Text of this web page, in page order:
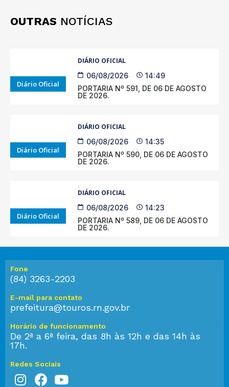
OUTRAS NOTÍCIAS
Diário Oficial
DIÁRIO OFICIAL
06/08/2026
14:49
PORTARIA Nº 591, DE 06 DE AGOSTO
DE 2026.
Diário Oficial
DIÁRIO OFICIAL
06/08/2026
14:35
PORTARIA Nº 590, DE 06 DE AGOSTO
DE 2026.
Diário Oficial
DIÁRIO OFICIAL
06/08/2026
14:23
PORTARIA Nº 589, DE 06 DE AGOSTO
DE 2026.
Fone
(84) 3263-2203
E-mail para contato
prefeitura@touros.rn.gov.br
Horário de funcionamento
De 2ª a 6ª feira, das 8h às 12h e das 14h às
17h.
Redes Sociais